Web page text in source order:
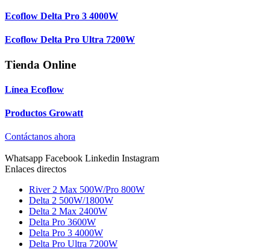
Ecoflow Delta Pro 3 4000W
Ecoflow Delta Pro Ultra 7200W
Tienda Online
Línea Ecoflow
Productos Growatt
Contáctanos ahora
Whatsapp Facebook Linkedin Instagram
Enlaces directos
River 2 Max 500W/Pro 800W
Delta 2 500W/1800W
Delta 2 Max 2400W
Delta Pro 3600W
Delta Pro 3 4000W
Delta Pro Ultra 7200W